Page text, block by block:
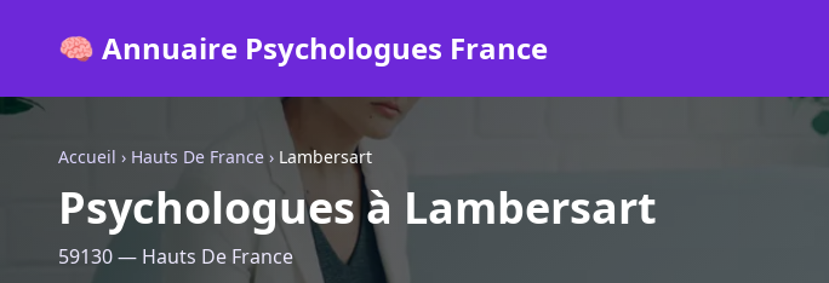
🧠 Annuaire Psychologues France
Accueil › Hauts De France › Lambersart
Psychologues à Lambersart
59130 — Hauts De France